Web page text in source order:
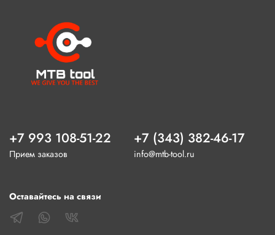
+7 993 108-51-22
Прием заказов
+7 (343) 382-46-17
info@mtb-tool.ru
Оставайтесь на связи